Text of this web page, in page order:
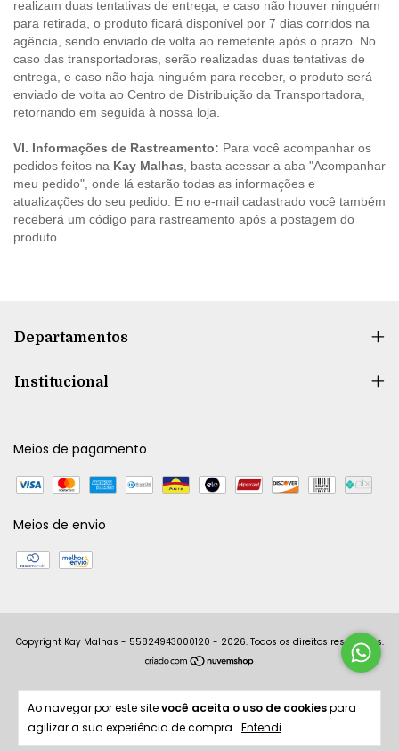
Ao navegar por este sitevocê aceita o uso de cookiespara
agilizar a sua experiência de compra. Entendi
realizam duas tentativas de entrega, e caso não houver ninguém
para retirada, o produto ficará disponível por 7 dias corridos na
agência, sendo enviado de volta ao remetente após o prazo. No
caso das transportadoras, serão realizadas duas tentativas de
entrega, e caso não haja ninguém para receber, o produto será
enviado de volta ao Centro de Distribuição da Transportadora,
retornando em seguida à nossa loja.
VI. Informações de Rastreamento: Para você acompanhar os
pedidos feitos na Kay Malhas , basta acessar a aba "Acompanhar
meu pedido", onde lá estarão todas as informações e
atualizações do seu pedido. E no e-mail cadastrado você também
receberá um código para rastreamento após a postagem do
produto.
Departamentos
Institucional
Meios de pagamento
Meios de envio
Copyright Kay Malhas - 55824943000120 - 2026. Todos os direitos reservados.